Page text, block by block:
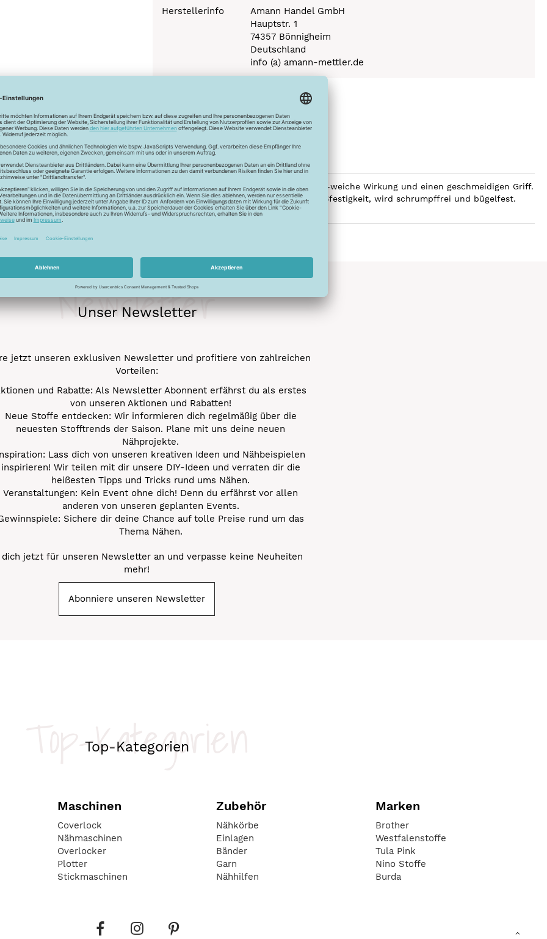
Herstellerinfo
Amann Handel GmbH
Hauptstr. 1
74357 Bönnigheim
Deutschland
info (a) amann-mettler.de
für feinste Baumwollkreationen. Das Garn besticht durch eine luxuriös-weiche Wirkung und einen geschmeidigen Griff.
Durch den Mercerisationsprozess erlangt das Garn eine hohe Reißfestigkeit, wird schrumpffrei und bügelfest.
und kann auch nicht gebleicht werden.
Unser Newsletter
Newsletter
jetzt unseren exklusiven Newsletter und profitiere von zahlreichen
Vorteilen:
und Rabatte: Als Newsletter Abonnent erfährst du als erstes
von unseren Aktionen und Rabatten!
Neue Stoffe entdecken: Wir informieren dich regelmäßig über die
neuesten Stofftrends der Saison. Plane mit uns deine neuen
Nähprojekte.
Lass dich von unseren kreativen Ideen und Nähbeispielen
inspirieren! Wir teilen mit dir unsere DIY-Ideen und verraten dir die
heißesten Tipps und Tricks rund ums Nähen.
Veranstaltungen: Kein Event ohne dich! Denn du erfährst vor allen
anderen von unseren geplanten Events.
Sichere dir deine Chance auf tolle Preise rund um das
Thema Nähen.
dich jetzt für unseren Newsletter an und verpasse keine Neuheiten
mehr!
Abonniere unseren Newsletter
Top-Kategorien
Top-Kategorien
Maschinen
Coverlock
Nähmaschinen
Overlocker
Plotter
Stickmaschinen
Zubehör
Nähkörbe
Einlagen
Bänder
Garn
Nähhilfen
Marken
Brother
Westfalenstoffe
Tula Pink
Nino Stoffe
Burda